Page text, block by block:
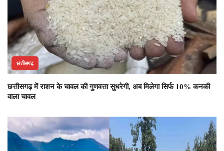
छत्तीसगढ़
छत्तीसगढ़ में राशन के चावल की गुणवत्ता सुधरेगी, अब मिलेगा सिर्फ 10% कनकी
वाला चावल